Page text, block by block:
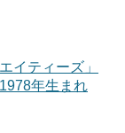
イティーズ」
年生まれ